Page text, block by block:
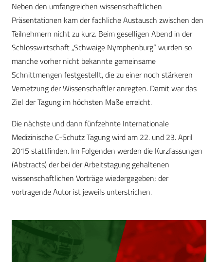
Neben den umfangreichen wissenschaftlichen
Präsentationen kam der fachliche Austausch zwischen den
Teilnehmern nicht zu kurz. Beim geselligen Abend in der
Schlosswirtschaft „Schwaige Nymphenburg“ wurden so
manche vorher nicht bekannte gemeinsame
Schnittmengen festgestellt, die zu einer noch stärkeren
Vernetzung der Wissenschaftler anregten. Damit war das
Ziel der Tagung im höchsten Maße erreicht.
Die nächste und dann fünfzehnte Internationale
Medizinische C-Schutz Tagung wird am 22. und 23. April
2015 stattfinden. Im Folgenden werden die Kurzfassungen
(Abstracts) der bei der Arbeitstagung gehaltenen
wissenschaftlichen Vorträge wiedergegeben; der
vortragende Autor ist jeweils unterstrichen.